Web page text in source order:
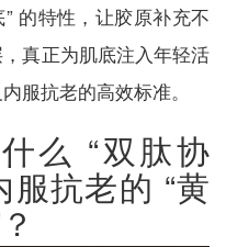
的特性，让胶原补充不
真正为肌底注入年轻活
服抗老的高效标准。
么 “双肽协
服抗老的 “黄